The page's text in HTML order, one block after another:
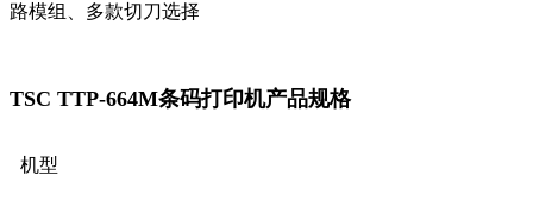
路模组、多款切刀选择
TSC TTP-664M条码打印机产品规格
机型